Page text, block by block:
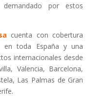
por estos
cuenta con cobertura
en toda España y una
internacionales desde
Valencia, Barcelona,
Las Palmas de Gran